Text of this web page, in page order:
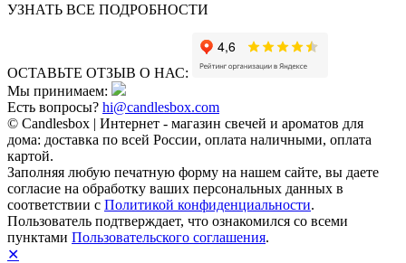
УЗНАТЬ ВСЕ ПОДРОБНОСТИ
ОСТАВЬТЕ ОТЗЫВ О НАС:
Мы принимаем:
Есть вопросы? hi@candlesbox.com
© Candlesbox | Интернет - магазин свечей и ароматов для
дома: доставка по всей России, оплата наличными, оплата
картой.
Заполняя любую печатную форму на нашем сайте, вы даете
согласие на обработку ваших персональных данных в
соответствии с Политикой конфиденциальности.
Пользователь подтверждает, что ознакомился со всеми
пунктами Пользовательского соглашения.
✕